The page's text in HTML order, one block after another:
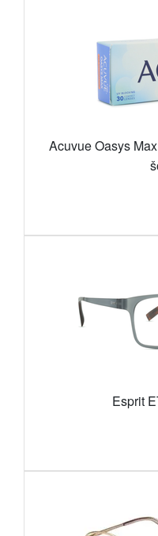
Acuvue Oasys
Esprit